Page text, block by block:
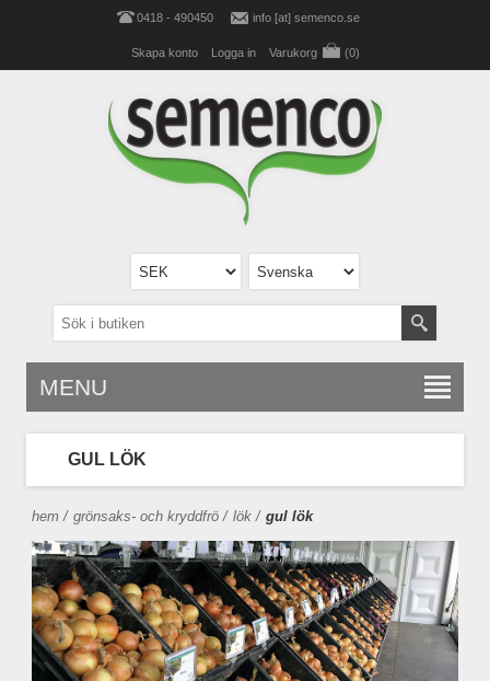
0418 - 490450 info [at] semenco.se
Skapa konto Logga in Varukorg (0)
MENU
GUL LÖK
hem / grönsaks- och kryddfrö / lök / gul lök